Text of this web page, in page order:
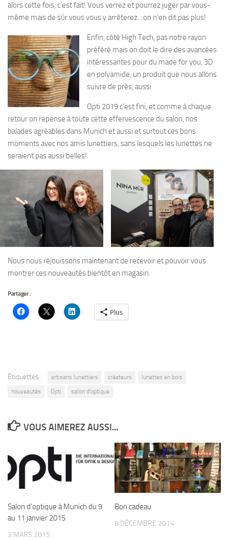
alors cette fois, c’est fait! Vous verrez et pourrez juger par vous-
même mais de sûr vous vous y arrêterez…on n’en dit pas plus!
Enfin, côté High Tech, pas notre rayon
préféré mais on doit le dire des avancées
intéressantes pour du made for you, 3D
en polyamide, un produit que nous allons
suivre de près, aussi
Opti 2019 c’est fini, et comme à chaque
retour on repense à toute cette effervescence du salon, nos
balades agréables dans Munich et aussi et surtout ces bons
moments avec nos amis lunettiers, sans lesquels les lunettes ne
seraient pas aussi belles!
Nous nous réjouissons maintenant de recevoir et pouvoir vous
montrer ces nouveautés bientôt en magasin.
Partager :
Plus
Étiquettes : artisans lunettiers créateurs
lunettes en bois
nouveautés
Opti salon d'optique
VOUS AIMEREZ AUSSI...
Salon d’optique à Munich du 9
au 11 janvier 2015
3 MARS 2015
Bon cadeau
8 DÉCEMBRE 2014